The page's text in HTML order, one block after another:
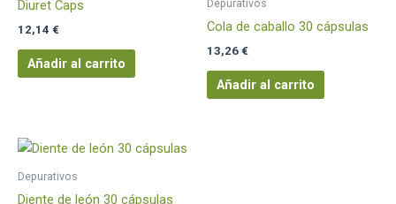
Diuret Caps
12,14 €
Añadir al carrito
Depurativos
Cola de caballo 30 cápsulas
13,26 €
Añadir al carrito
Depurativos
Diente de león 30 cápsulas